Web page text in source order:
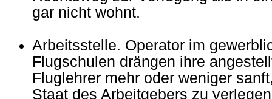
gar nicht wohnt.
Arbeitsstelle. Operator im
Flugschulen drängen ihre
Fluglehrer mehr oder weniger
Staat des Arbeitgebers zu